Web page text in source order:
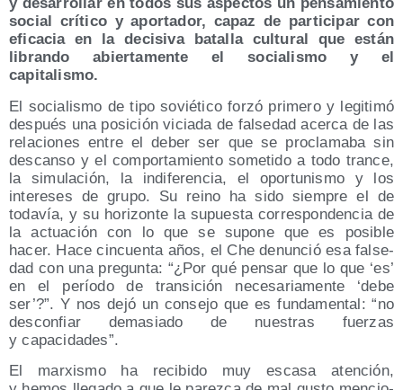
social crí­ti­co y apor­ta­dor, capaz de par­ti­ci­par con
efi­ca­cia en la deci­si­va bata­lla cul­tu­ral que están
libran­do abier­ta­men­te el socia­lis­mo y el
capitalismo.
El socia­lis­mo de tipo sovié­ti­co for­zó pri­me­ro y legi­ti­mó
des­pués una posi­ción vicia­da de fal­se­dad acer­ca de las
rela­cio­nes entre el deber ser que se pro­cla­ma­ba sin
des­can­so y el com­por­ta­mien­to some­ti­do a todo tran­ce,
la simu­la­ción, la indi­fe­ren­cia, el opor­tu­nis­mo y los
intere­ses de gru­po. Su rei­no ha sido siem­pre el de
toda­vía, y su hori­zon­te la supues­ta corres­pon­den­cia de
la actua­ción con lo que se supo­ne que es posi­ble
hacer. Hace cin­cuen­ta años, el Che denun­ció esa fal­se­
dad con una pre­gun­ta: “¿Por qué pen­sar que lo que ‘es’
en el perío­do de tran­si­ción nece­sa­ria­men­te ‘debe
ser’?”. Y nos dejó un con­se­jo que es fun­da­men­tal: “no
des­con­fiar dema­sia­do de nues­tras fuer­zas
y capacidades”.
El mar­xis­mo ha reci­bi­do muy esca­sa aten­ción,